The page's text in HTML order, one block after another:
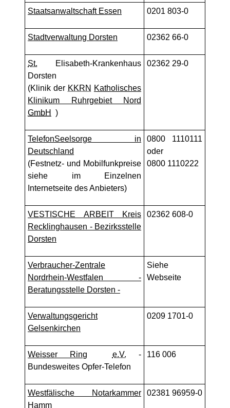
Staatsanwaltschaft Essen 0201 803-0
Stadtverwaltung Dorsten 02362 66-0
St. Elisabeth-Krankenhaus
Dorsten
(Klinik der KKRN Katholisches
Klinikum Ruhrgebiet Nord
GmbH
)
02362 29-0
TelefonSeelsorge in
Deutschland
(Festnetz- und Mobilfunkpreise
siehe im Einzelnen
Internetseite des Anbieters)
0800 1110111
oder
0800 1110222
VESTISCHE ARBEIT Kreis
Recklinghausen - Bezirksstelle
Dorsten
02362 608-0
Verbraucher-Zentrale
Nordrhein-Westfalen -
Beratungsstelle Dorsten -
Siehe
Webseite
Verwaltungsgericht
Gelsenkirchen
0209 1701-0
Weisser Ring e.V. -
Bundesweites Opfer-Telefon
116 006
Westfälische Notarkammer
Hamm
02381 96959-0